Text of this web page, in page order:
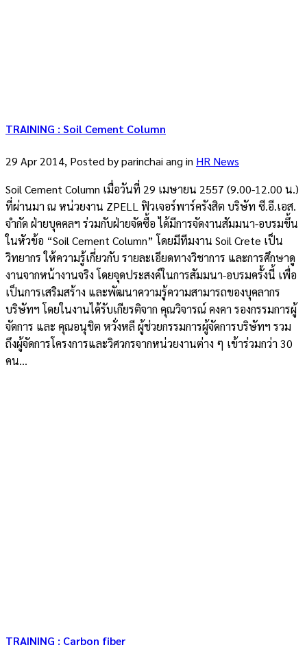
TRAINING : Soil Cement Column
29 Apr 2014, Posted byparinchai ang in HR News
Soil Cement Column เมื่อวันที่ 29 เมษายน 2557 (9.00-12.00 น.)
ที่ผ่านมา ณ หน่วยงาน ZPELL ฟิวเจอร์พาร์ครังสิต บริษัท ซี.อี.เอส.
จำกัด ฝ่ายบุคคลฯ ร่วมกับฝ่ายจัดซื้อ ได้มีการจัดงานสัมมนา-อบรมขึ้น
ในหัวข้อ “Soil Cement Column” โดยมีทีมงาน Soil Crete เป็น
วิทยากร ให้ความรู้เกี่ยวกับ รายละเอียดทางวิชาการ และการศึกษาดู
งานจากหน้างานจริง โดยจุดประสงค์ในการสัมมนา-อบรมครั้งนี้ เพื่อ
เป็นการเสริมสร้าง และพัฒนาความรู้ความสามารถของบุคลากร
บริษัทฯ โดยในงานได้รับเกียรติจาก คุณวิจารณ์ คงคา รองกรรมการผู้
จัดการ และ คุณอนุชิต หวั่งหลี ผู้ช่วยกรรมการผู้จัดการบริษัทฯ รวม
ถึงผู้จัดการโครงการและวิศวกรจากหน่วยงานต่าง ๆ เข้าร่วมกว่า 30
คน...
TRAINING : Carbon fiber